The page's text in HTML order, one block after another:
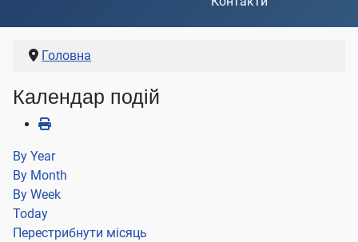
Головна
Календар подій
By Year
By Month
By Week
Today
Перестрибнути місяць